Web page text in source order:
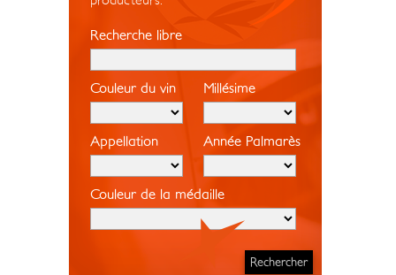
Recherche libre
Couleur du vin Millésime
Appellation Année Palmarès
Couleur de la médaille